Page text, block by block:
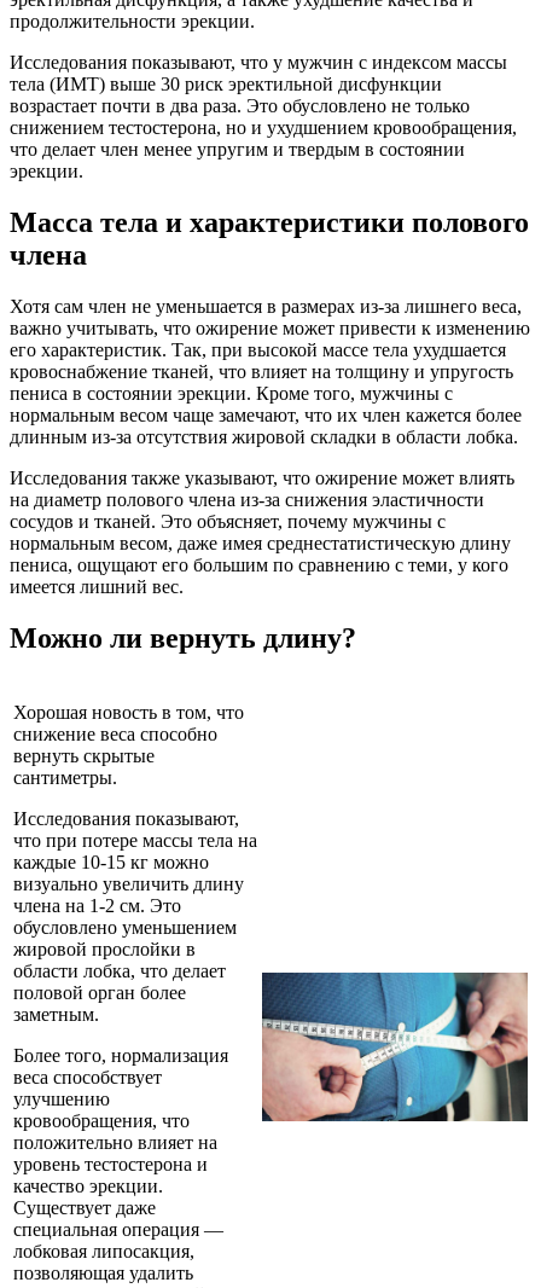
продолжительности эрекции.
Исследования показывают, что у мужчин с индексом массы
тела (ИМТ) выше 30 риск эректильной дисфункции
возрастает почти в два раза. Это обусловлено не только
снижением тестостерона, но и ухудшением кровообращения,
что делает член менее упругим и твердым в состоянии
эрекции.
Масса тела и характеристики полового
члена
Хотя сам член не уменьшается в размерах из-за лишнего веса,
важно учитывать, что ожирение может привести к изменению
его характеристик. Так, при высокой массе тела ухудшается
кровоснабжение тканей, что влияет на толщину и упругость
пениса в состоянии эрекции. Кроме того, мужчины с
нормальным весом чаще замечают, что их член кажется более
длинным из-за отсутствия жировой складки в области лобка.
Исследования также указывают, что ожирение может влиять
на диаметр полового члена из-за снижения эластичности
сосудов и тканей. Это объясняет, почему мужчины с
нормальным весом, даже имея среднестатистическую длину
пениса, ощущают его большим по сравнению с теми, у кого
имеется лишний вес.
Можно ли вернуть длину?
Хорошая новость в том, что
снижение веса способно
вернуть скрытые
сантиметры.
Исследования показывают,
что при потере массы тела на
каждые 10-15 кг можно
визуально увеличить длину
члена на 1-2 см. Это
обусловлено уменьшением
жировой прослойки в
области лобка, что делает
половой орган более
заметным.
Более того, нормализация
веса способствует
улучшению
кровообращения, что
положительно влияет на
уровень тестостерона и
качество эрекции.
Существует даже
специальная операция —
лобковая липосакция,
позволяющая удалить